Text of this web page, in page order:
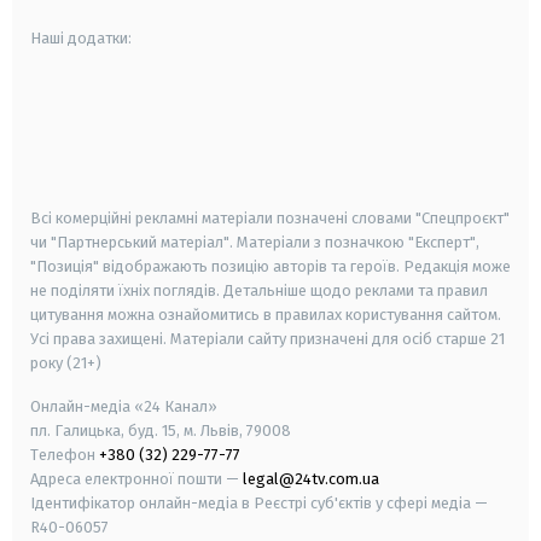
Наші додатки:
Всі комерційні рекламні матеріали позначені словами "Спецпроєкт"
чи "Партнерський матеріал". Матеріали з позначкою "Експерт",
"Позиція" відображають позицію авторів та героїв. Редакція може
не поділяти їхніх поглядів. Детальніше щодо реклами та правил
цитування можна ознайомитись в правилах користування сайтом.
Усі права захищені. Матеріали сайту призначені для осіб старше 21
року (21+)
Онлайн-медіа «24 Канал»
пл. Галицька, буд. 15, м. Львів, 79008
Телефон +380 (32) 229-77-77
Адреса електронної пошти — legal@24tv.com.ua
Ідентифікатор онлайн-медіа в Реєстрі суб'єктів у сфері медіа —
R40-06057